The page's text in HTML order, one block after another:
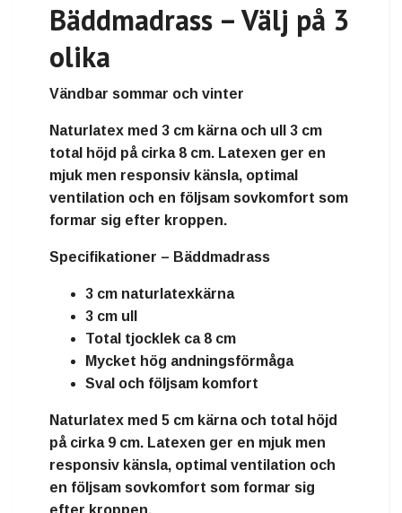
Bäddmadrass – Välj på 3
olika
Vändbar sommar och vinter
Naturlatex med 3 cm kärna och ull 3 cm
total höjd på cirka 8 cm. Latexen ger en
mjuk men responsiv känsla, optimal
ventilation och en följsam sovkomfort som
formar sig efter kroppen.
Specifikationer – Bäddmadrass
3 cm naturlatexkärna
3 cm ull
Total tjocklek ca 8 cm
Mycket hög andningsförmåga
Sval och följsam komfort
Naturlatex med 5 cm kärnaoch total höjd
på cirka 9 cm. Latexen ger en mjuk men
responsiv känsla, optimal ventilation och
en följsam sovkomfort som formar sig